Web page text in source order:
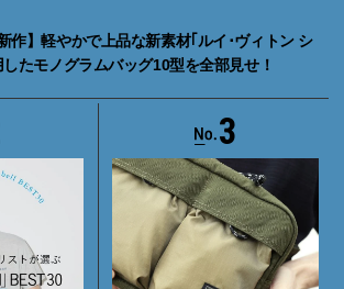
作】軽やかで上品な新素材｢ルイ･ヴィトン シ
たモノグラムバッグ10型を全部見せ！
3